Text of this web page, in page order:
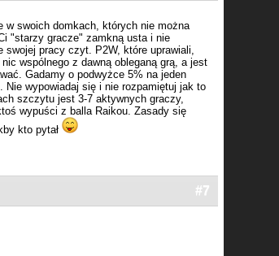
w swoich domkach, których nie można
"starzy gracze" zamkną usta i nie
pracy czyt. P2W, które uprawiali,
wspólnego z dawną obleganą grą, a jest
Gadamy o podwyżce 5% na jeden
wypowiadaj się i nie rozpamiętuj jak to
szczytu jest 3-7 aktywnych graczy,
wypuści z balla Raikou. Zasady się
kto pytał
#7